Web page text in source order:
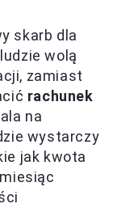
skarb dla
wolą
zamiast
rachunek
na
wystarczy
jak kwota